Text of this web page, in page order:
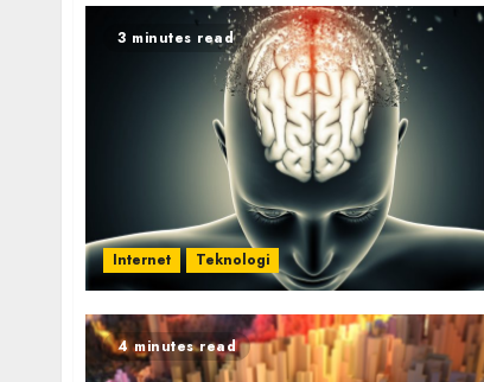
3 minutes read
Internet Teknologi
4 minutes read